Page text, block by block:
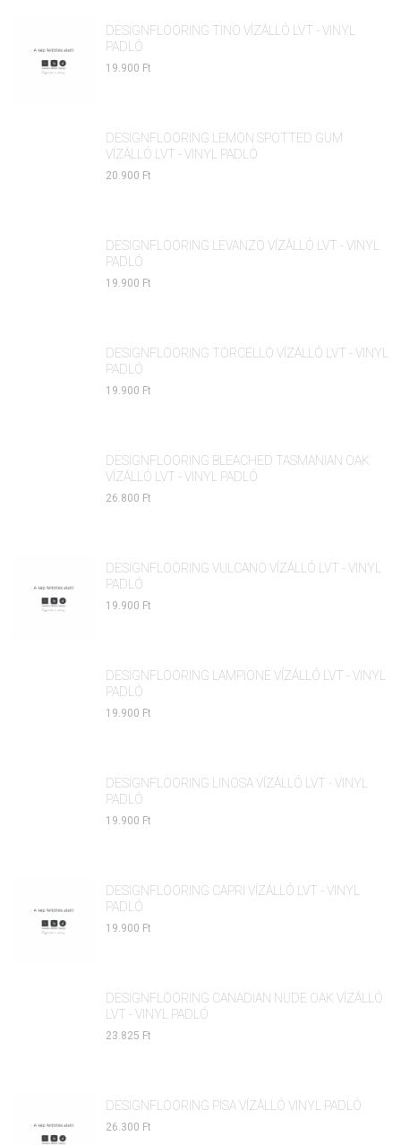
DESIGNFLOORING TINO VÍZÁLLÓ LVT - VINYL
PADLÓ
19.900 Ft
DESIGNFLOORING LEMON SPOTTED GUM
VÍZÁLLÓ LVT - VINYL PADLÓ
20.900 Ft
DESIGNFLOORING LEVANZO VÍZÁLLÓ LVT - VINYL
PADLÓ
19.900 Ft
DESIGNFLOORING TORCELLO VÍZÁLLÓ LVT - VINYL
PADLÓ
19.900 Ft
DESIGNFLOORING BLEACHED TASMANIAN OAK
VÍZÁLLÓ LVT - VINYL PADLÓ
26.800 Ft
DESIGNFLOORING VULCANO VÍZÁLLÓ LVT - VINYL
PADLÓ
19.900 Ft
DESIGNFLOORING LAMPIONE VÍZÁLLÓ LVT - VINYL
PADLÓ
19.900 Ft
DESIGNFLOORING LINOSA VÍZÁLLÓ LVT - VINYL
PADLÓ
19.900 Ft
DESIGNFLOORING CAPRI VÍZÁLLÓ LVT - VINYL
PADLÓ
19.900 Ft
DESIGNFLOORING CANADIAN NUDE OAK VÍZÁLLÓ
LVT - VINYL PADLÓ
23.825 Ft
DESIGNFLOORING PISA VÍZÁLLÓ VINYL PADLÓ
26.300 Ft